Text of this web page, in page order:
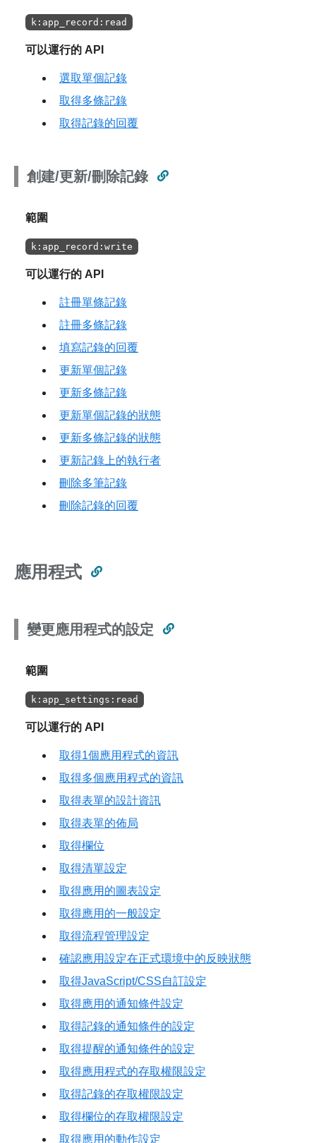
k:app_record:read
可以運行的 API
選取單個記錄
取得多條記錄
取得記錄的回覆
創建/更新/刪除記錄
範圍
k:app_record:write
可以運行的 API
註冊單條記錄
註冊多條記錄
填寫記錄的回覆
更新單個記錄
更新多條記錄
更新單個記錄的狀態
更新多條記錄的狀態
更新記錄上的執行者
刪除多筆記錄
刪除記錄的回覆
應用程式
變更應用程式的設定
範圍
k:app_settings:read
可以運行的 API
取得1個應用程式的資訊
取得多個應用程式的資訊
取得表單的設計資訊
取得表單的佈局
取得欄位
取得清單設定
取得應用的圖表設定
取得應用的一般設定
取得流程管理設定
確認應用設定在正式環境中的反映狀態
取得JavaScript/CSS自訂設定
取得應用的通知條件設定
取得記錄的通知條件的設定
取得提醒的通知條件的設定
取得應用程式的存取權限設定
取得記錄的存取權限設定
取得欄位的存取權限設定
取得應用的動作設定